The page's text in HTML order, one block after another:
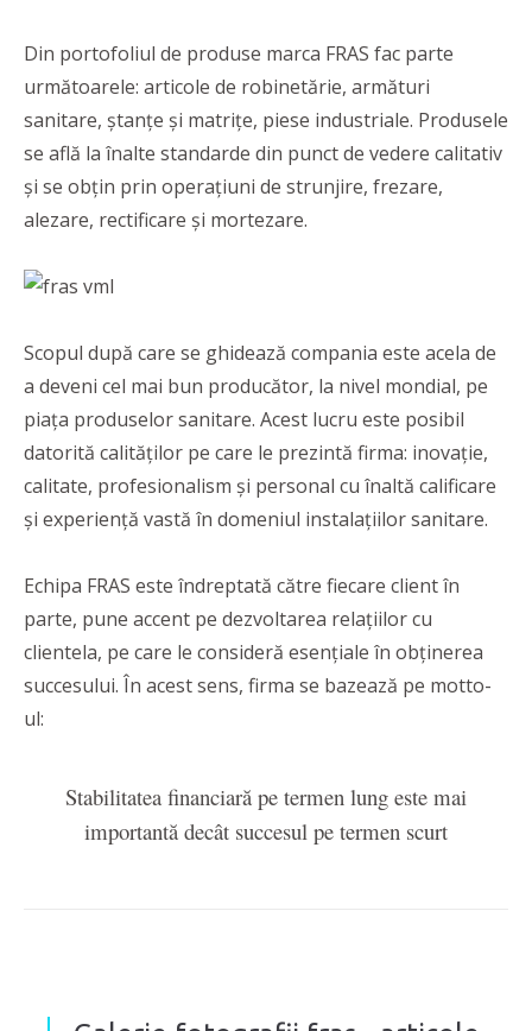
Din portofoliul de produse marca FRAS fac parte
următoarele: articole de robinetărie, armături
sanitare, ștanțe și matrițe, piese industriale. Produsele
se află la înalte standarde din punct de vedere calitativ
și se obțin prin operațiuni de strunjire, frezare,
alezare, rectificare și mortezare.
Scopul după care se ghidează compania este acela de
a deveni cel mai bun producător, la nivel mondial, pe
piața produselor sanitare. Acest lucru este posibil
datorită calităților pe care le prezintă firma: inovație,
calitate, profesionalism și personal cu înaltă calificare
și experiență vastă în domeniul instalațiilor sanitare.
Echipa FRAS este îndreptată către fiecare client în
parte, pune accent pe dezvoltarea relațiilor cu
clientela, pe care le consideră esențiale în obținerea
succesului. În acest sens, firma se bazează pe motto-
ul:
Stabilitatea financiară pe termen lung este mai
importantă decât succesul pe termen scurt